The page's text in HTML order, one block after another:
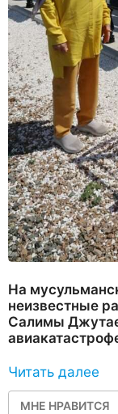
На
неизвестные
Салимы
Читать далее
МНЕ НРАВИТСЯ